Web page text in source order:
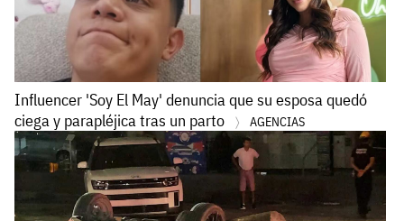
Influencer 'Soy El May' denuncia que su esposa quedó
ciega y parapléjica tras un parto
AGENCIAS